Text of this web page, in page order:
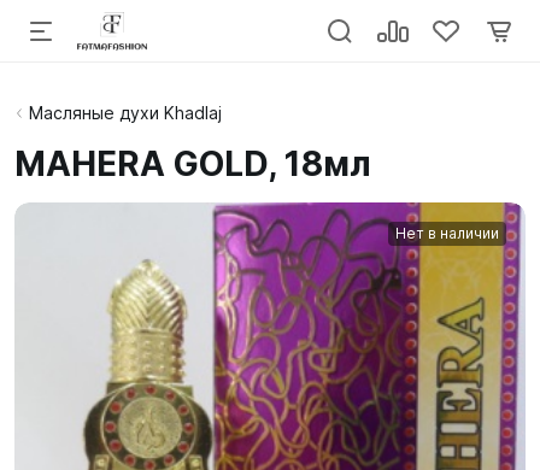
Масляные духи Khadlaj
MAHERA GOLD, 18мл
Нет в наличии